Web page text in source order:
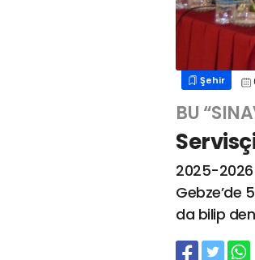
Şehir
BU
2025-2026
Gebze’de
da bilip